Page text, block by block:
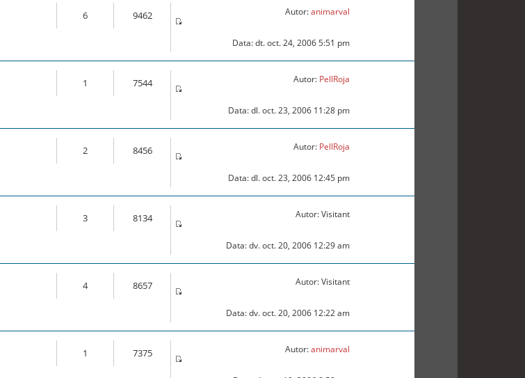
6 9462 Autor:animarval
Data: dt. oct. 24, 2006 5:51 pm
1 7544 Autor: PellRoja
Data: dl. oct. 23, 2006 11:28 pm
2 8456 Autor: PellRoja
Data: dl. oct. 23, 2006 12:45 pm
3 8134 Autor: Visitant
Data: dv. oct. 20, 2006 12:29 am
4 8657 Autor: Visitant
Data: dv. oct. 20, 2006 12:22 am
1 7375 Autor:animarval